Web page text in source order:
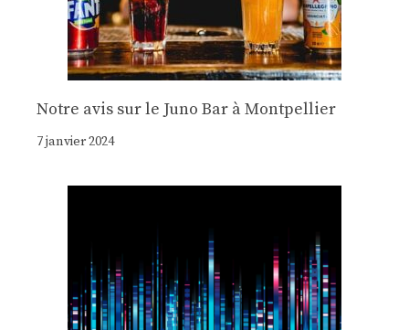
Notre avis sur le Juno Bar à Montpellier
7 janvier 2024